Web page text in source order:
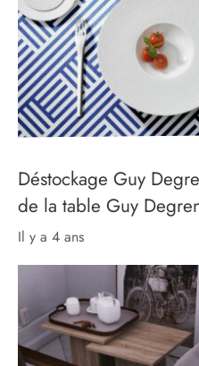
Déstockage Guy
de la table Guy
il y a 4 ans